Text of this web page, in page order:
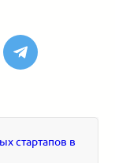
стартапов в